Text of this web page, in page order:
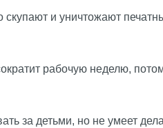
и уничтожают
рабочую неделю,
за детьми, но не умеет